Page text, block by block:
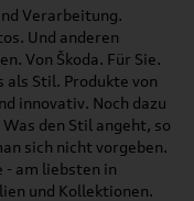
Verarbeitung.
Und anderen
Von Škoda. Für Sie.
als Stil. Produkte von
innovativ. Noch dazu
den Stil angeht, so
sich nicht vorgeben.
am liebsten in
und Kollektionen.